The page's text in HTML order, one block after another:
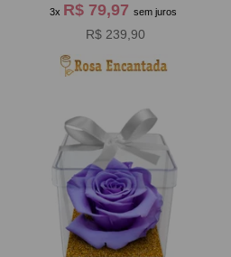
3x R$ 79,97sem juros
R$ 239,90